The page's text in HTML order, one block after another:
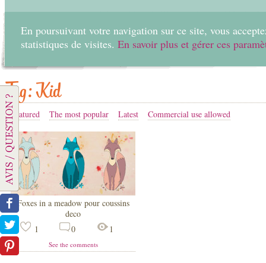
En poursuivant votre navigation sur ce site, vous
statistiques de visites. En savoir plus et gérer ces
Tag: Kid
Featured The most popular Latest Commercial use allowed
Foxes in a meadow pour coussins
deco
1
0 1
See the comments